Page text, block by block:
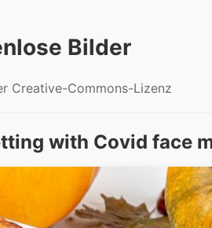
Bilder
Creative-Commons-Lizenz
with Covid face